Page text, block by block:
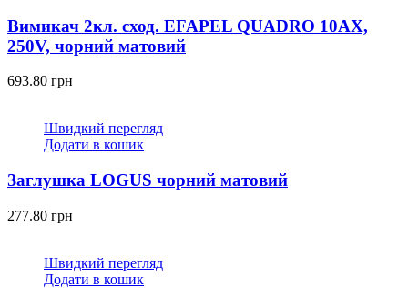
Вимикач 2кл. сход. EFAPEL QUADRO 10АХ,
250V, чорний матовий
693.80 грн
Швидкий перегляд
Додати в кошик
Заглушка LOGUS чорний матовий
277.80 грн
Швидкий перегляд
Додати в кошик